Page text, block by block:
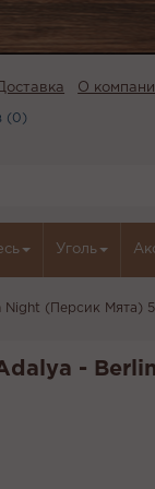
О
(0)
Уголь
Night (Персик Мята)
-